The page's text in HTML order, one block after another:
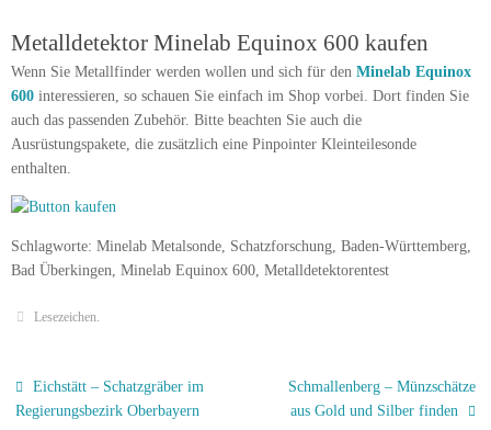
Metalldetektor Minelab Equinox 600 kaufen
Wenn Sie Metallfinder werden wollen und sich für den Minelab Equinox
600 interessieren, so schauen Sie einfach im Shop vorbei. Dort finden Sie
auch das passenden Zubehör. Bitte beachten Sie auch die
Ausrüstungspakete, die zusätzlich eine Pinpointer Kleinteilesonde
enthalten.
Schlagworte: Minelab Metalsonde, Schatzforschung, Baden-Württemberg,
Bad Überkingen, Minelab Equinox 600, Metalldetektorentest
Lesezeichen.
Eichstätt – Schatzgräber im
Regierungsbezirk Oberbayern
Schmallenberg – Münzschätze
aus Gold und Silber finden